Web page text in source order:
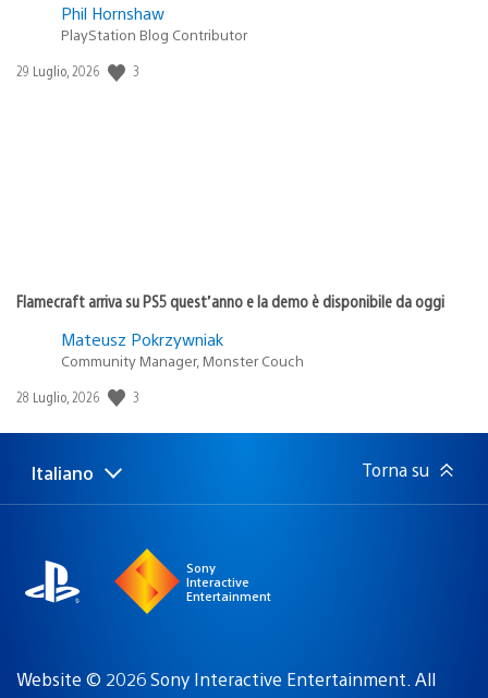
Phil Hornshaw
PlayStation Blog Contributor
Data
29 Luglio, 2026 3
Flamecraft arriva su PS5 quest’anno e la demo è disponibile da oggi
Mateusz Pokrzywniak
Community Manager, Monster Couch
Data
pubblicazione:
28 Luglio, 2026 3
Seleziona
una
Regione
attuale:
Italiano Torna su
Sony
Interactive
Entertainment
Website © 2026 Sony Interactive Entertainment. All